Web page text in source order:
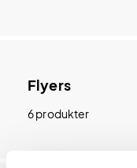
Flyers
6 produkter